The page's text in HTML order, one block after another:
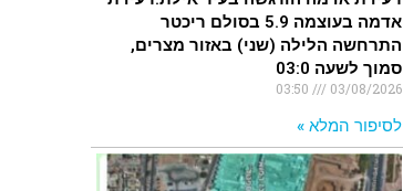
אדמה בעוצמה 5.9 בסולם ריכטר
התרחשה הלילה (שני) באזור מצרים,
סמוך לשעה 03:0
03/08/2026
לסיפור המלא »